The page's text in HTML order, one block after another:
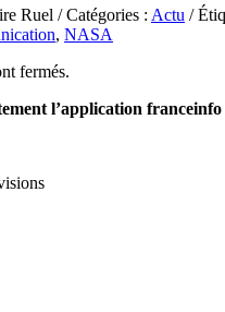
Ruel / Catégories : Actu /
, NASA
fermés.
l’application franceinfo